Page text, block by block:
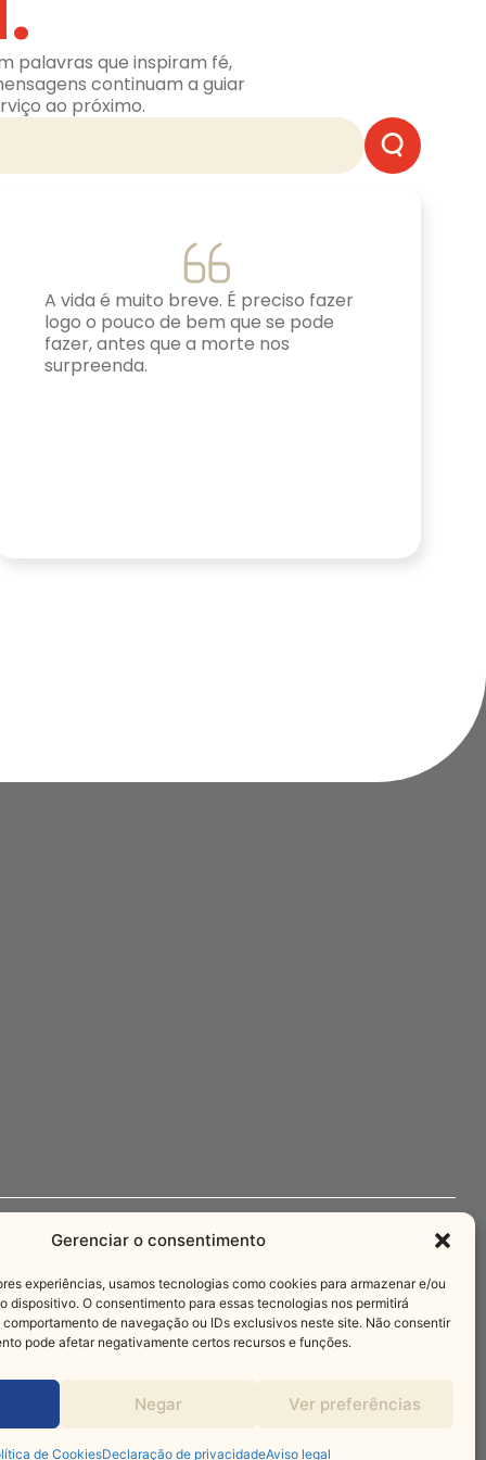
Gerenciar o consentimento
experiências, usamos tecnologias como cookies para armazenar e/ou
dispositivo. O consentimento para essas tecnologias nos permitirá
de navegação ou IDs exclusivos neste site. Não consentir
pode afetar negativamente certos recursos e funções.
Negar Ver preferências
de CookiesDeclaração de privacidadeAviso legal
palavras que inspiram fé,
continuam a guiar
ao próximo.
A vida é muito breve. É preciso fazer
logo o pouco de bem que se pode
fazer, antes que a morte nos
surpreenda.
Imprensa
+55 11 3221-3622
comunica@salesianos.com.br